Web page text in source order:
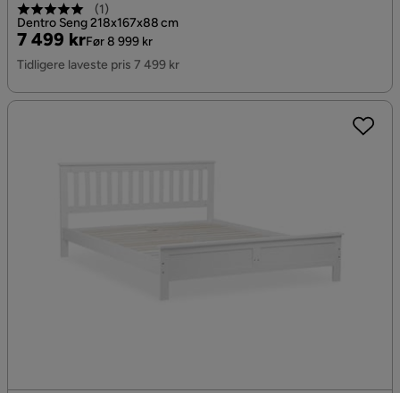
(1)
Dentro Seng 218x167x88 cm
Pris
7 499 kr
Original
Pris
Før 8 999 kr
Tidligere laveste pris 7 499 kr